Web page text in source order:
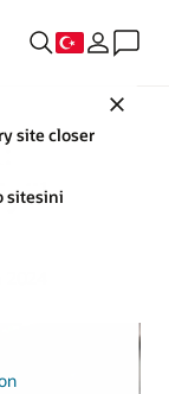
site closer
sitesini